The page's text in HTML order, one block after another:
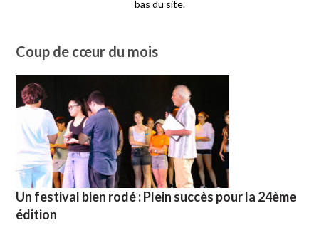
bas du site.
Coup de cœur du mois
Un festival bien rodé : Plein succès pour la 24ème
édition